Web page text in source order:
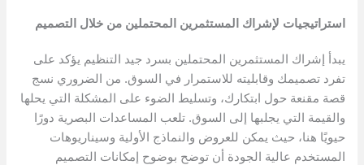
استراتيجيات لإشراك المستثمرين المحتملين من خلال التصميم
يبدأ إشراك المستثمرين المحتملين بسرد جيد التنظيم يؤكد على
تفرد تصميمك وقابليته للاستمرار في السوق. من الضروري نسج
قصة مقنعة حول ابتكارك، وتسليط الضوء على المشكلة التي يحلها
والقيمة التي يجلبها إلى السوق. تلعب المساعدات البصرية دورًا
حيويًا هنا، حيث يمكن للعروض والنماذج الأولية وسيناريوهات
المستخدم عالية الجودة أن توضح بوضوح إمكانات التصميم